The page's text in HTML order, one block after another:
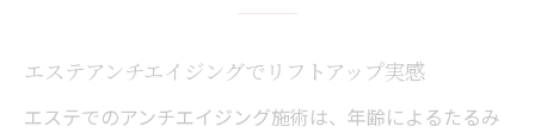
エステアンチエイジングでリフトアップ実感
エステでのアンチエイジング施術は、年齢によるたるみ